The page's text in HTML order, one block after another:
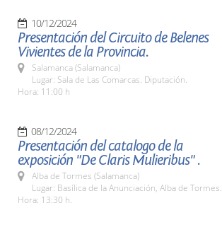
10/12/2024
Presentación del Circuito de Belenes
Vivientes de la Provincia.
Salamanca (Salamanca)
Lugar: Sala de Las Comarcas. Diputación.
Hora: 11:00 h
08/12/2024
Presentación del catalogo de la
exposición "De Claris Mulieribus" .
Alba de Tormes (Salamanca)
Lugar: Basílica de la Anunciación, Alba de Tormes.
Hora: 13:30 h.